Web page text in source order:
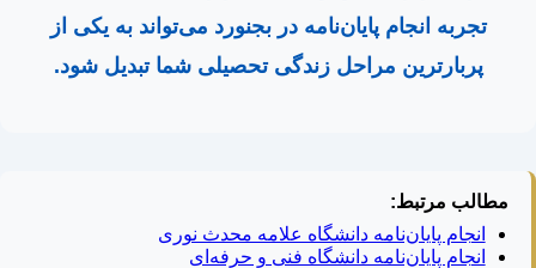
تجربه انجام پایان‌نامه در بجنورد می‌تواند به یکی از
پربارترین مراحل زندگی تحصیلی شما تبدیل شود.
مطالب مرتبط:
انجام پایان‌نامه دانشگاه علامه محدث نوری
انجام پایان‌نامه دانشگاه فنی و حرفه‌ای